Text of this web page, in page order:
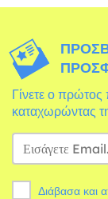
Γίνετε ο
καταχωρώντας
Διάβασα και